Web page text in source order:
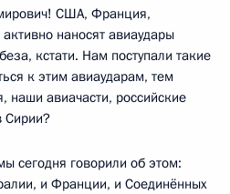
США, Франция,
наносят авиаудары
кстати. Нам поступали такие
к этим авиаударам, тем
наши авиачасти, российские
Сирии?
сегодня говорили об этом:
и Франции, и Соединённых